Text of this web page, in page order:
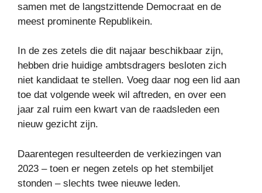
samen met de langstzittende Democraat en de
meest prominente Republikein.
In de zes zetels die dit najaar beschikbaar zijn,
hebben drie huidige ambtsdragers besloten zich
niet kandidaat te stellen. Voeg daar nog een lid aan
toe dat volgende week wil aftreden, en over een
jaar zal ruim een ​​kwart van de raadsleden een
nieuw gezicht zijn.
Daarentegen resulteerden de verkiezingen van
2023 – toen er negen zetels op het stembiljet
stonden – slechts twee nieuwe leden.